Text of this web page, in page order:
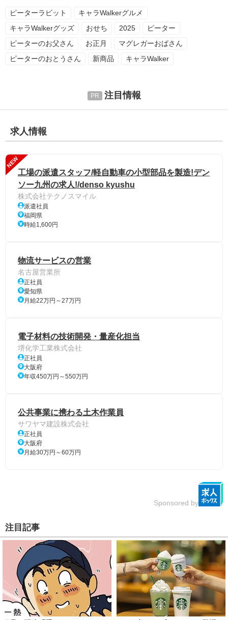
ピーターラビット
キャラWalkerグルメ
キャラWalkerグッズ
おせち 2025
ピーター
ピーターのお父さん
お正月
マグレガーおばさん
ピーターのおとうさん
新商品 キャラWalker
注目情報
求人情報
NEW
工場の派遣スタッフ/軽自動車の小型部品を製造!デン
ソー九州の求人!/denso kyushu
株式会社テクノスマイル
派遣社員
福岡県
時給1,600円
物流サービスの営業
名古屋営業所
正社員
愛知県
月給22万円～27万円
電子材料の技術開発・量産化担当
堺化学工業株式会社
正社員
大阪府
年収450万円～550万円
公共事業に携わる土木作業員
サワヤマ建設株式会社
正社員
大阪府
月給30万円～60万円
Sponsored by
注目記事